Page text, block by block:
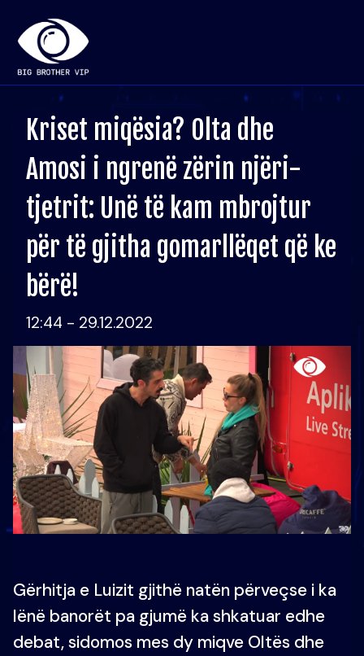
Kriset miqësia? Olta dhe
Amosi i ngrenë zërin njëri-
tjetrit: Unë të kam mbrojtur
për të gjitha gomarllëqet që ke
bërë!
12:44 - 29.12.2022
Gërhitja e Luizit gjithë natën përveçse i ka
lënë banorët pa gjumë ka shkatuar edhe
debat, sidomos mes dy miqve Oltës dhe